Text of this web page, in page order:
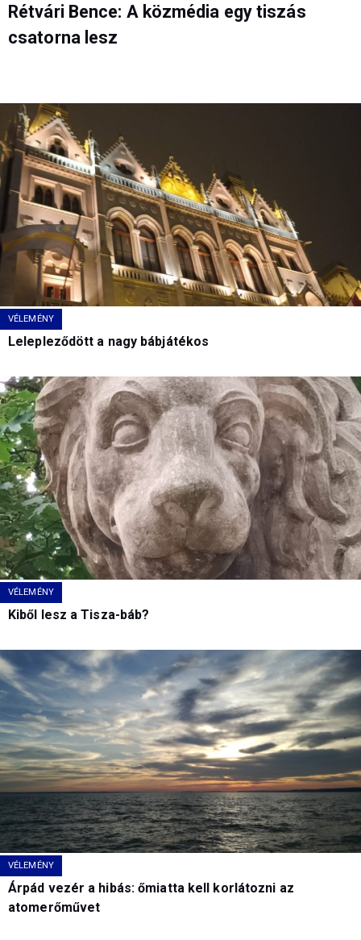
Rétvári Bence: A közmédia egy tiszás
csatorna lesz
VÉLEMÉNY
Lelepleződött a nagy bábjátékos
VÉLEMÉNY
Kiből lesz a Tisza-báb?
VÉLEMÉNY
Árpád vezér a hibás: őmiatta kell korlátozni az
atomerőművet